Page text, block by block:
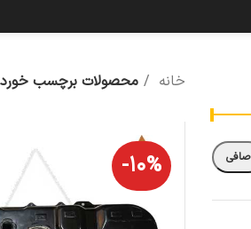
صافی
خانه محصولات برچسب
-۱۰%